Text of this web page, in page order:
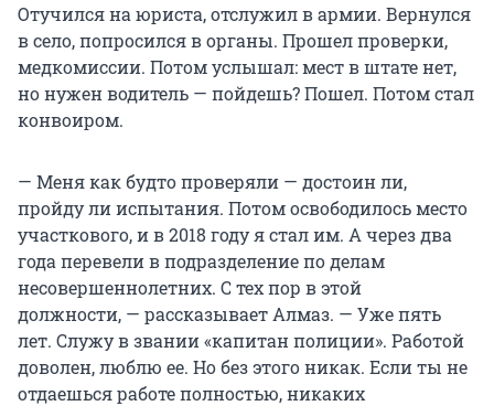
Отучился на юриста, отслужил в армии. Вернулся
в село, попросился в органы. Прошел проверки,
медкомиссии. Потом услышал: мест в штате нет,
но нужен водитель — пойдешь? Пошел. Потом стал
конвоиром.
— Меня как будто проверяли — достоин ли,
пройду ли испытания. Потом освободилось место
участкового, и в 2018 году я стал им. А через два
года перевели в подразделение по делам
несовершеннолетних. С тех пор в этой
должности, — рассказывает Алмаз. — Уже пять
лет. Служу в звании «капитан полиции». Работой
доволен, люблю ее. Но без этого никак. Если ты не
отдаешься работе полностью, никаких